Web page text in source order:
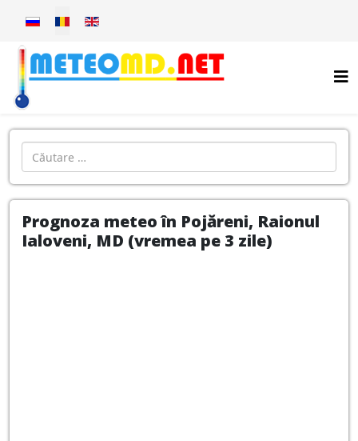
Selectați limba dvs
Introdu localitatea:
Prognoza meteo în Pojăreni, Raionul
Ialoveni, MD (vremea pe 3 zile)